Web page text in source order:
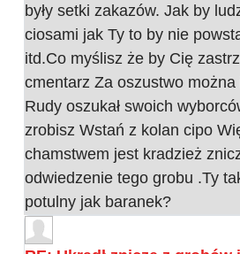
były setki zakazów. Jak by
ciosami jak Ty to by nie
itd.Co myślisz że by Cię
cmentarz Za oszustwo
Rudy oszukał swoich
zrobisz Wstań z kolan cipo
chamstwem jest kradzież
odwiedzenie tego grobu .Ty
potulny jak baranek?